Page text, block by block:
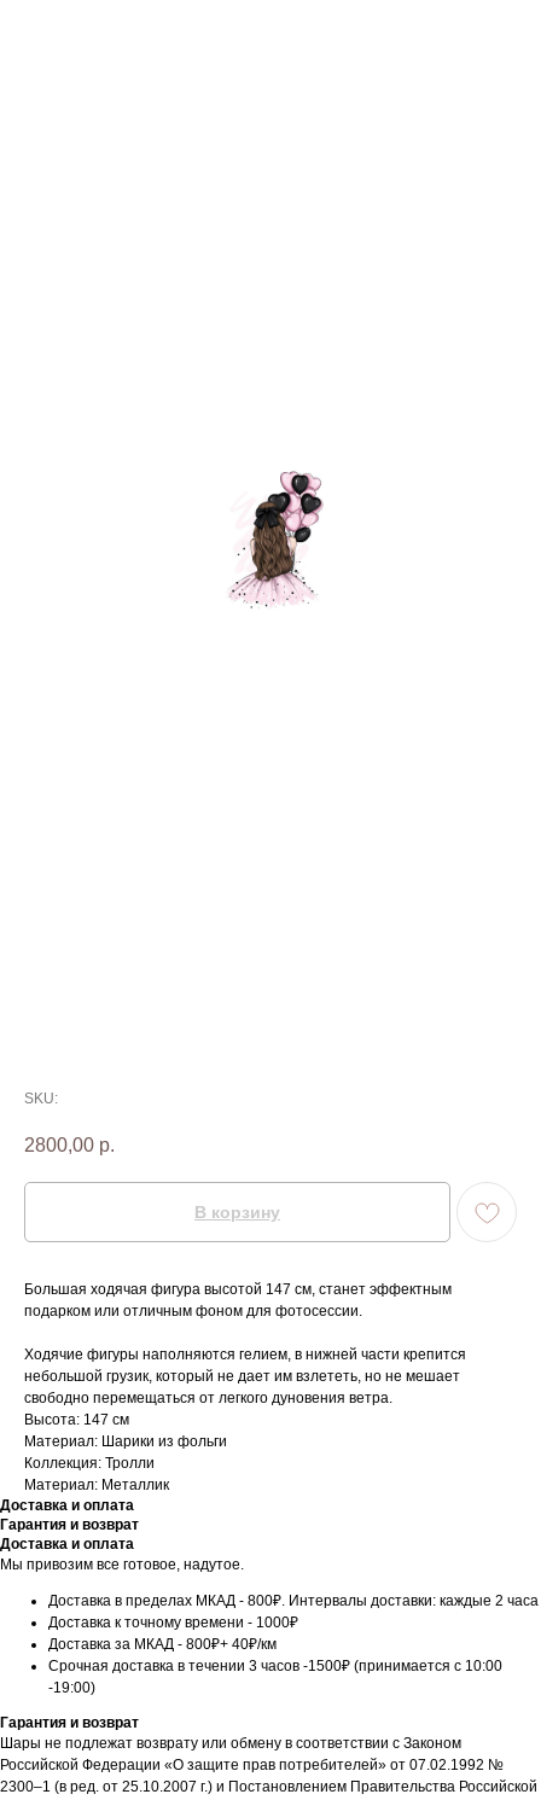
SKU:
2800,00 р.
В корзину
Большая ходячая фигура высотой 147 см, станет эффектным
подарком или отличным фоном для фотосессии.
Ходячие фигуры наполняются гелием, в нижней части крепится
небольшой грузик, который не дает им взлететь, но не мешает
свободно перемещаться от легкого дуновения ветра.
Высота: 147 см
Материал: Шарики из фольги
Коллекция: Тролли
Материал: Металлик
Доставка и оплата
Гарантия и возврат
Доставка и оплата
Мы привозим все готовое, надутое.
Доставка в пределах МКАД - 800₽. Интервалы доставки: каждые 2 часа
Доставка к точному времени - 1000₽
Доставка за МКАД - 800₽+ 40₽/км
Срочная доставка в течении 3 часов -1500₽ (принимается с 10:00
-19:00)
Гарантия и возврат
Шары не подлежат возврату или обмену в соответствии с Законом
Российской Федерации «О защите прав потребителей» от 07.02.1992 №
2300–1 (в ред. от 25.10.2007 г.) и Постановлением Правительства Российской